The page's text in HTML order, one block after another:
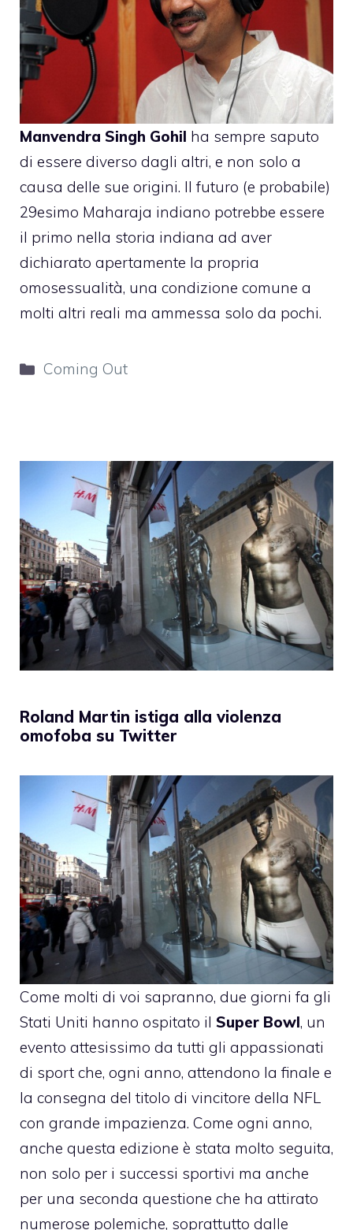
Manvendra Singh Gohil ha sempre saputo
di essere diverso dagli altri, e non solo a
causa delle sue origini. Il futuro (e probabile)
29esimo Maharaja indiano potrebbe essere
il primo nella storia indiana ad aver
dichiarato apertamente la propria
omosessualità, una condizione comune a
molti altri reali ma ammessa solo da pochi.
Categorie
Coming Out
Roland Martin istiga alla violenza
omofoba su Twitter
Come molti di voi sapranno, due giorni fa gli
Stati Uniti hanno ospitato il Super Bowl, un
evento attesissimo da tutti gli appassionati
di sport che, ogni anno, attendono la finale e
la consegna del titolo di vincitore della NFL
con grande impazienza. Come ogni anno,
anche questa edizione è stata molto seguita,
non solo per i successi sportivi ma anche
per una seconda questione che ha attirato
numerose polemiche, soprattutto dalle